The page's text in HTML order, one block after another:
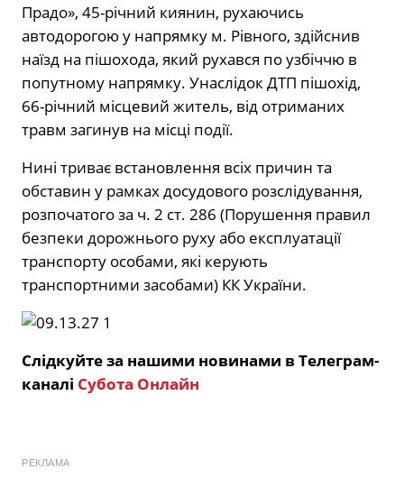
Прадо», 45-річний киянин, рухаючись
автодорогою у напрямку м. Рівного, здійснив
наїзд на пішохода, який рухався по узбіччю в
попутному напрямку. Унаслідок ДТП пішохід,
66-річний місцевий житель, від отриманих
травм загинув на місці події.
Нині триває встановлення всіх причин та
обставин у рамках досудового розслідування,
розпочатого за ч. 2 ст. 286 (Порушення правил
безпеки дорожнього руху або експлуатації
транспорту особами, які керують
транспортними засобами) КК України.
Слідкуйте за нашими новинами в Телеграм-
каналі Субота Онлайн
РЕКЛАМА